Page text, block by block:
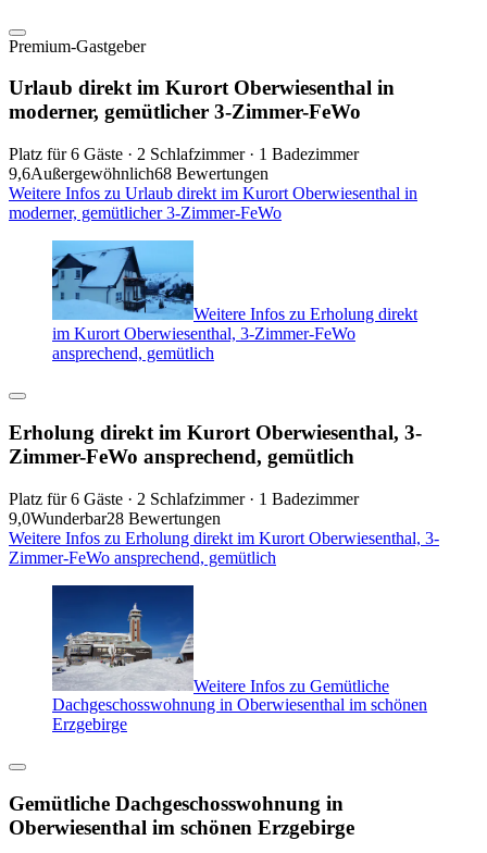
Premium-Gastgeber
Urlaub direkt im Kurort Oberwiesenthal in
moderner, gemütlicher 3-Zimmer-FeWo
Platz für 6 Gäste · 2 Schlafzimmer · 1 Badezimmer
9,6Außergewöhnlich68 Bewertungen
Weitere Infos zu Urlaub direkt im Kurort Oberwiesenthal in
moderner, gemütlicher 3-Zimmer-FeWo
Weitere Infos zu Erholung direkt
im Kurort Oberwiesenthal, 3-Zimmer-FeWo
ansprechend, gemütlich
Erholung direkt im Kurort Oberwiesenthal, 3-
Zimmer-FeWo ansprechend, gemütlich
Platz für 6 Gäste · 2 Schlafzimmer · 1 Badezimmer
9,0Wunderbar28 Bewertungen
Weitere Infos zu Erholung direkt im Kurort Oberwiesenthal, 3-
Zimmer-FeWo ansprechend, gemütlich
Weitere Infos zu Gemütliche
Dachgeschosswohnung in Oberwiesenthal im schönen
Erzgebirge
Gemütliche Dachgeschosswohnung in
Oberwiesenthal im schönen Erzgebirge